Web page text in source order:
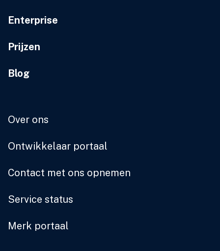
Enterprise
Prijzen
Blog
Over ons
Ontwikkelaar portaal
Contact met ons opnemen
Service status
Merk portaal